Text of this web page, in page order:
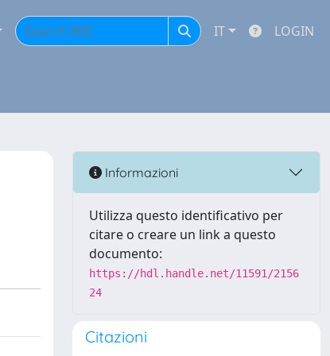
IT LOGIN
Informazioni
Utilizza questo identificativo per
citare o creare un link a questo
documento:
https://hdl.handle.net/11591/2156
24
Citazioni